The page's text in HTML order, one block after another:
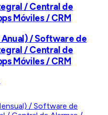
/ Central de
Móviles / CRM
/ Software de
/ Central de
Móviles / CRM